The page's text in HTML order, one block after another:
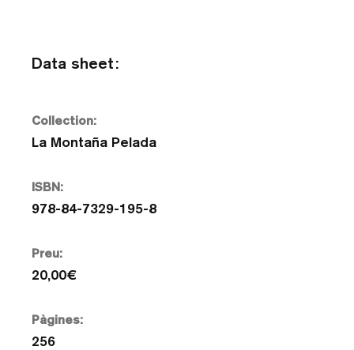
Data sheet:
Collection:
La Montaña Pelada
ISBN:
978-84-7329-195-8
Preu:
20,00€
Pàgines:
256